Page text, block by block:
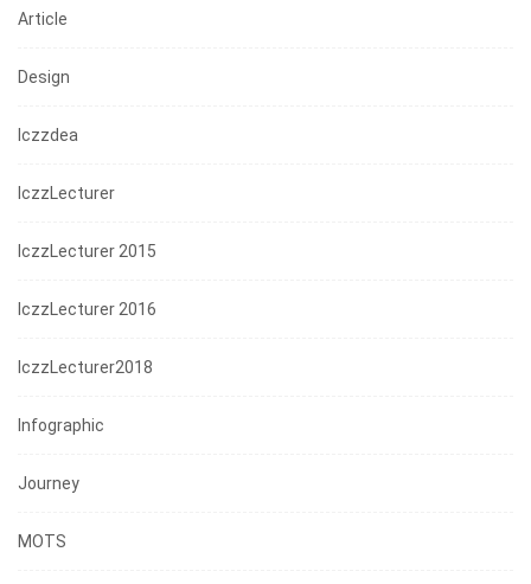
Article
Design
Iczzdea
IczzLecturer
IczzLecturer 2015
IczzLecturer 2016
IczzLecturer2018
Infographic
Journey
MOTS